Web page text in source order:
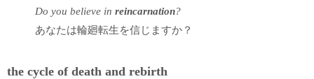
Do you believe inreincarnation?
あなたは輪廻転生を信じますか？
the cycle of death and rebirth